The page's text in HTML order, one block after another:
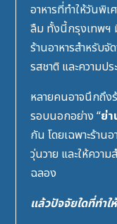
อาหารที่ทำให้วันพิ
ลืม ทั้งนี้กรุงเทพฯ
ร้านอาหารสำหรับ
รสชาติ และความปร
หลายคนอาจนึกถึง
รอบนอกอย่าง “ย่
กัน โดยเฉพาะร้านอ
วุ่นวาย และให้ควา
ฉลอง
แล้วปัจจัยใดที่ทำใ